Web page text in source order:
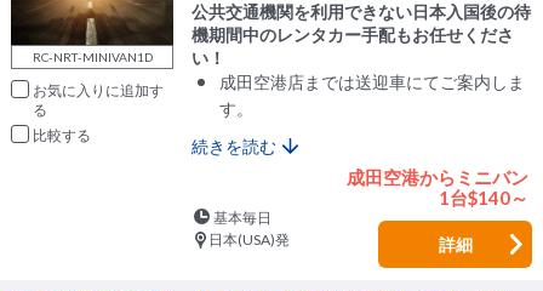
RC-NRT-MINIVAN1D
お気に入りに追加
比較
公共交通機関を利用できない日本入国後の待
機期間中のレンタカー手配もお任せくださ
い！
成田空港店までは送迎車にてご案内しま
す。
続きを読む
成田空港からミニバン
1台$140～
基本毎日
日本(USA)発
詳細